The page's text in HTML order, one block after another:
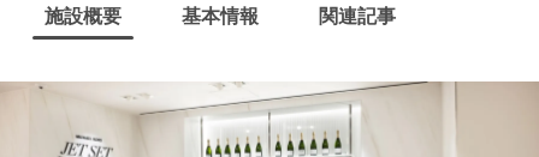
施設概要 基本情報 関連記事